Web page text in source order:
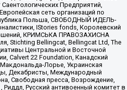
Предприятий,
сеть организаций по
Польша, СВОБОДНЫЙ ИДЕЛЬ-
IStories fonds, Королевский
КРИМСЬКА ПРАВОЗАХИСНА
Stichting Bellingcat, Bellingcat Ltd, The
Центральной и Восточной
Calvert 22 Foundation, Канадский
Лорье, Украинская
Декабристы, Международный
Свободная пресса, Возрождение,
Риддл, Русский антивоенный комитет в